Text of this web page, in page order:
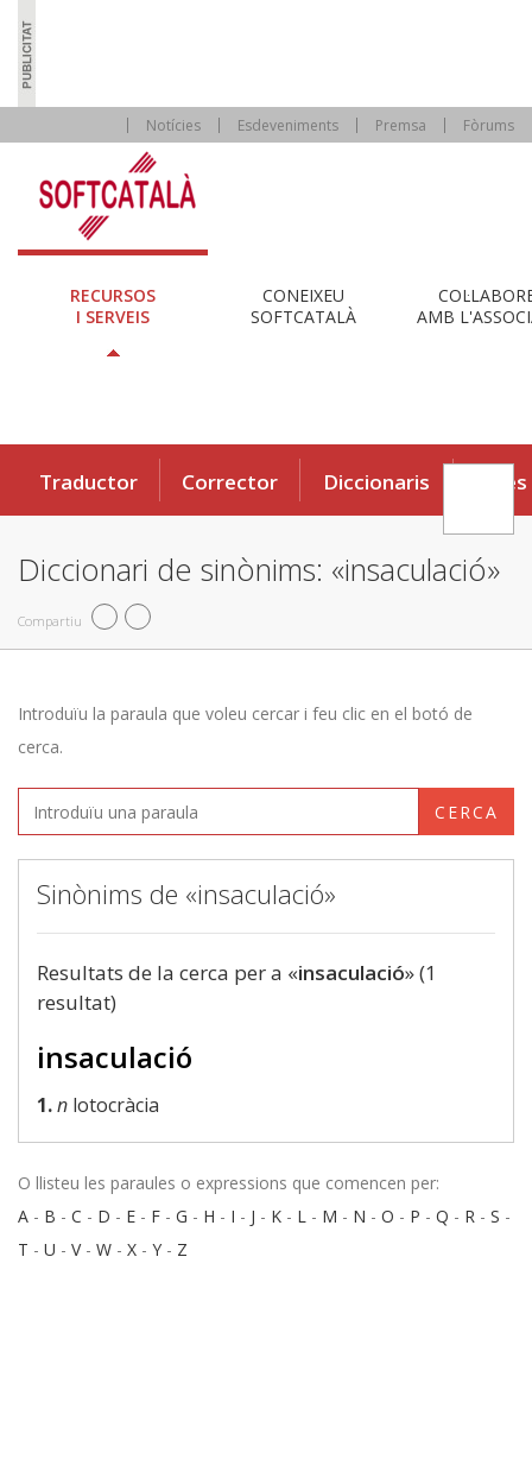
Notícies Esdeveniments Premsa Fòrums
RECURSOS
I SERVEIS
CONEIXEU
SOFTCATALÀ
AMB
Traductor Corrector Diccionaris Eines
Diccionari de sinònims: «insaculació»
Compartiu
Introduïu la paraula que voleu cercar i feu clic en el botó de
cerca.
CERCA
Sinònims de «insaculació»
Resultats de la cerca per a «insaculació» (1
resultat)
insaculació
1.n lotocràcia
O llisteu les paraules o expressions que comencen per:
A - B - C - D - E - F - G - H - I - J - K - L - M - N - O - P - Q - R - S -
T - U - V- W - X - Y - Z